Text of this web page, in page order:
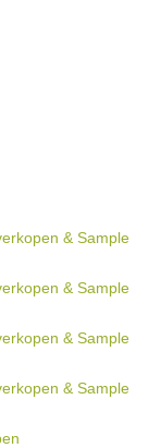
& Sample
& Sample
& Sample
& Sample